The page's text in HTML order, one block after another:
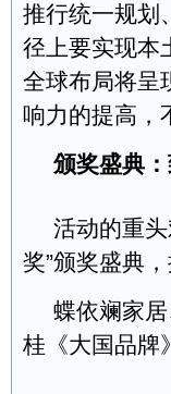
推行统一规划
径上要实现本
全球布局将呈
响力的提高，
颁奖盛典
活动的重
奖”颁奖盛典
蝶依斓家
桂《大国品牌